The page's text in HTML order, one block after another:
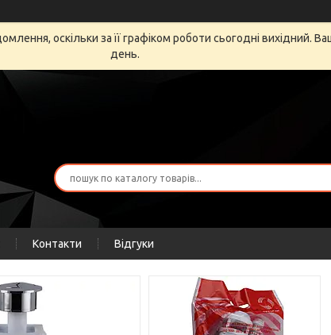
оскільки за її графіком роботи сьогодні вихідний.
день.
Контакти Відгуки